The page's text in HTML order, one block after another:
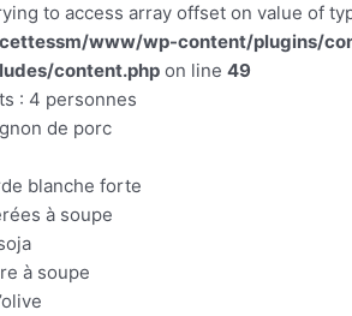
to access array offset on value of
www/wp-content/plugins/
content.php on line49
: 4 personnes
de porc
blanche forte
à soupe
à soupe